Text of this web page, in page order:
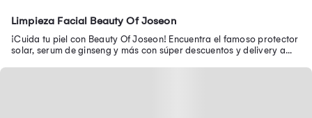
Limpieza Facial Beauty Of Joseon
¡Cuida tu piel con Beauty Of Joseon! Encuentra el famoso protector
solar, serum de ginseng y más con súper descuentos y delivery a